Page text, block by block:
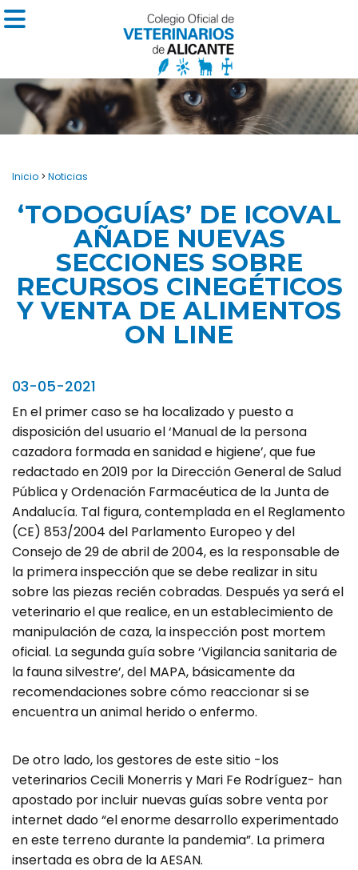
Inicio > Noticias
‘TODOGUÍAS’ DE ICOVAL
AÑADE NUEVAS
SECCIONES SOBRE
RECURSOS CINEGÉTICOS
Y VENTA DE ALIMENTOS
ON LINE
03-05-2021
En el primer caso se ha localizado y puesto a
disposición del usuario el ‘Manual de la persona
cazadora formada en sanidad e higiene’, que fue
redactado en 2019 por la Dirección General de Salud
Pública y Ordenación Farmacéutica de la Junta de
Andalucía. Tal figura, contemplada en el Reglamento
(CE) 853/2004 del Parlamento Europeo y del
Consejo de 29 de abril de 2004, es la responsable de
la primera inspección que se debe realizar in situ
sobre las piezas recién cobradas. Después ya será el
veterinario el que realice, en un establecimiento de
manipulación de caza, la inspección post mortem
oficial. La segunda guía sobre ‘Vigilancia sanitaria de
la fauna silvestre’, del MAPA, básicamente da
recomendaciones sobre cómo reaccionar si se
encuentra un animal herido o enfermo.
De otro lado, los gestores de este sitio -los
veterinarios Cecili Monerris y Mari Fe Rodríguez- han
apostado por incluir nuevas guías sobre venta por
internet dado “el enorme desarrollo experimentado
en este terreno durante la pandemia”. La primera
insertada es obra de la AESAN.